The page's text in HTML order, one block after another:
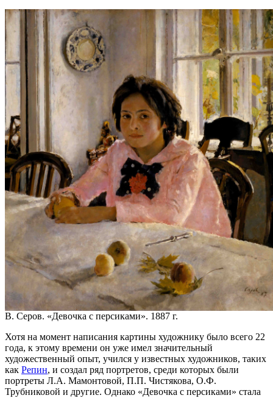
В. Серов. «Девочка с персиками». 1887 г.
Хотя на момент написания картины художнику было всего 22
года, к этому времени он уже имел значительный
художественный опыт, учился у известных художников, таких
как Репин, и создал ряд портретов, среди которых были
портреты Л.А. Мамонтовой, П.П. Чистякова, О.Ф.
Трубниковой и другие. Однако «Девочка с персиками» стала